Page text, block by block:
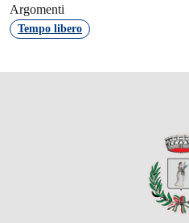
Argomenti
Tempo libero